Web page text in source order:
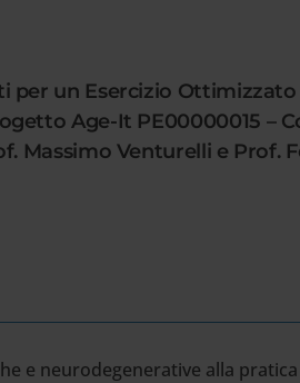
per un Esercizio
Age-It PE00000015 –
Massimo Venturelli e Prof.
e neurodegenerative alla